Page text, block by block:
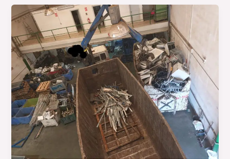
Chatarrería
cerca
de
ti:
lo
que
debes
saber
antes
de
vender